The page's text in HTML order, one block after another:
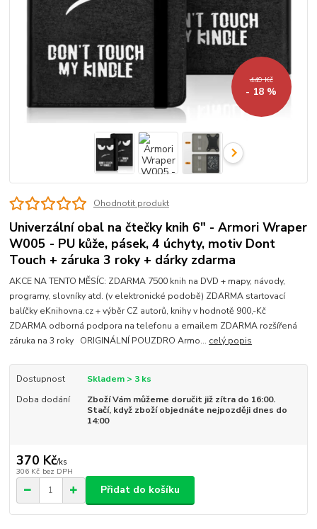
449 Kč
- 18 %
Ohodnotit produkt
Univerzální obal na čtečky knih 6" - Armori Wraper
W005 - PU kůže, pásek, 4 úchyty, motiv Dont
Touch + záruka 3 roky + dárky zdarma
AKCE NA TENTO MĚSÍC: ZDARMA 7500 knih na DVD + mapy, návody,
programy, slovníky atd. (v elektronické podobě) ZDARMA startovací
balíčky eKnihovna.cz + výběr CZ autorů, knihy v hodnotě 900,-Kč
ZDARMA odborná podpora na telefonu a emailem ZDARMA rozšířená
záruka na 3 roky ORIGINÁLNÍ POUZDRO Armo... celý popis
Dostupnost
Skladem > 3 ks
Doba dodání
Zboží Vám můžeme doručit již zítra do 16:00.
Stačí, když zboží objednáte nejpozději dnes do
14:00
370 Kč/ks
306 Kč bez DPH
Přidat do košíku